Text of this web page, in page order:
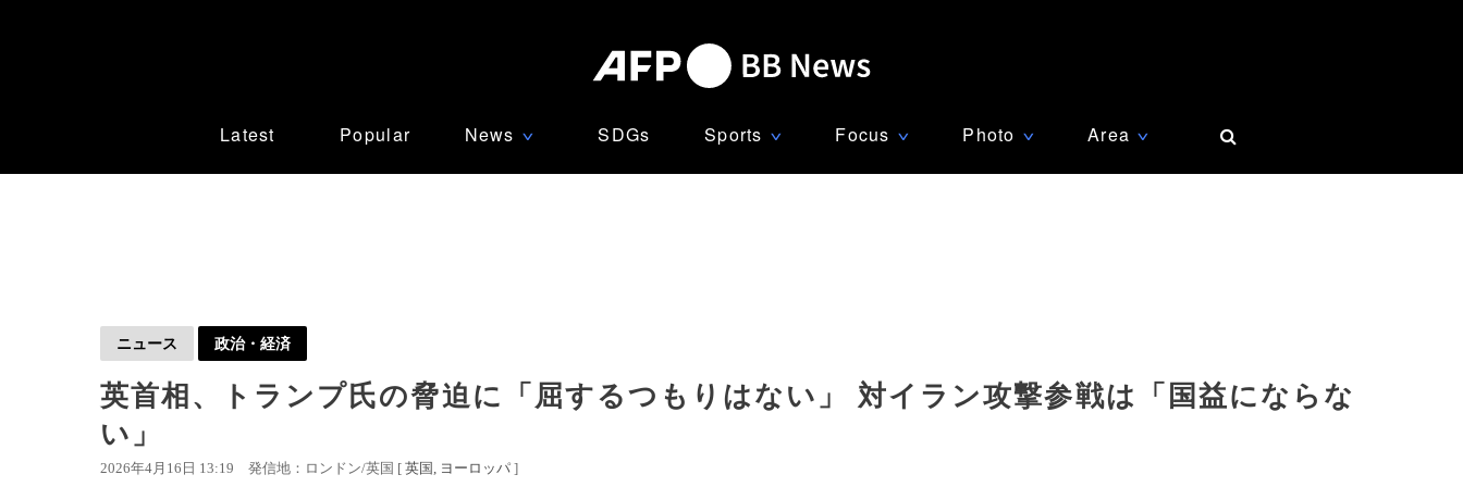
Latest Popular News ∨ SDGs Sports ∨ Focus ∨ Photo ∨ Area ∨
ニュース 政治・経済
英首相、トランプ氏の脅迫に「屈するつもりはない」 対イラン攻撃参戦は「国益にならな
い」
2026年4月16日 13:19 発信地：ロンドン/英国 [ 英国 ヨーロッパ ]